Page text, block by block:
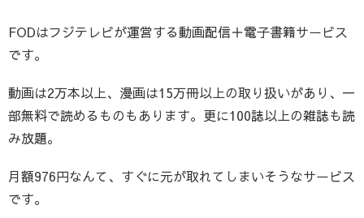
FODはフジテレビが運営する動画配信＋電子書籍サービス
です。
動画は2万本以上、漫画は15万冊以上の取り扱いがあり、一
部無料で読めるものもあります。更に100誌以上の雑誌も読
み放題。
月額976円なんて、すぐに元が取れてしまいそうなサービス
です。